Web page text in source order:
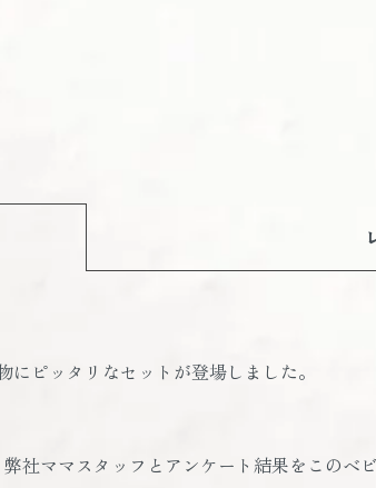
ピッタリなセットが登場しました。
ママスタッフとアンケート結果をこのベ